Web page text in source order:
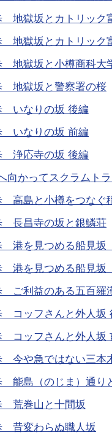
地獄坂とカトリック
地獄坂とカトリック
地獄坂と小樽商科大
地獄坂と警察署の桜
いなりの坂 後編
いなりの坂 前編
浄応寺の坂 後編
向かってスクラムト
高島と小樽をつなぐ
長昌寺の坂と銀鱗荘
港を見つめる船見
港を見つめる船見
ご利益のある五百羅
コッフさんと外人坂
コッフさんと外人坂
今や急ではない三本
能島（のじま）通り
荒巻山と十間坂
昔変わらぬ職人坂